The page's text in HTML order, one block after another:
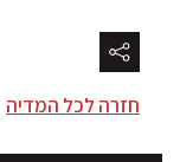
חזרה לכל המדיה